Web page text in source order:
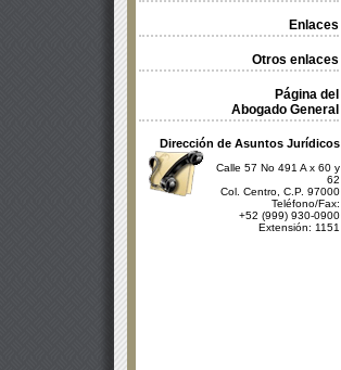
Enlaces
Otros enlaces
Página del
Abogado General
Dirección de Asuntos Jurídicos
Calle 57 No 491 A x 60 y
62
Col. Centro, C.P. 97000
Teléfono/Fax:
+52 (999) 930-0900
Extensión: 1151